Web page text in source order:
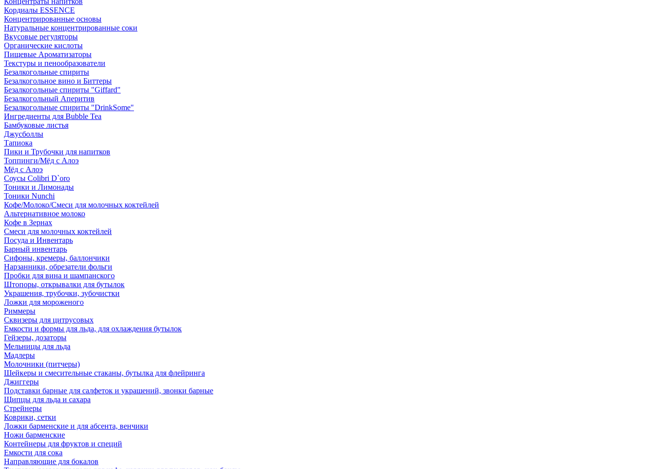
Кордиалы ESSENCE
Концентрированные основы
Натуральные концентрированные соки
Вкусовые регуляторы
Органические кислоты
Пищевые Ароматизаторы
Текстуры и пенообразователи
Безалкогольные спириты
Безалкогольное вино и Биттеры
Безалкогольные спириты "Giffard"
Безалкогольный Аперитив
Безалкогольные спириты "DrinkSome"
Ингредиенты для Bubble Tea
Бамбуковые листья
Джусболлы
Тапиока
Пики и Трубочки для напитков
Топпинги/Мёд с Алоэ
Мёд с Алоэ
Соусы Colibri D`oro
Тоники и Лимонады
Тоники Nunchi
Кофе/Молоко/Смеси для молочных коктейлей
Альтернативное молоко
Кофе в Зернах
Смеси для молочных коктейлей
Посуда и Инвентарь
Барный инвентарь
Сифоны, кремеры, баллончики
Нарзанники, обрезатели фольги
Пробки для вина и шампанского
Штопоры, открывалки для бутылок
Украшения, трубочки, зубочистки
Ложки для мороженого
Риммеры
Сквизеры для цитрусовых
Емкости и формы для льда, для охлаждения бутылок
Гейзеры, дозаторы
Мельницы для льда
Мадлеры
Молочники (питчеры)
Шейкеры и смесительные стаканы, бутылка для флейринга
Джиггеры
Подставки барные для салфеток и украшений, звонки барные
Щипцы для льда и сахара
Стрейнеры
Коврики, сетки
Ложки барменские и для абсента, венчики
Ножи барменские
Контейнеры для фруктов и специй
Емкости для сока
Направляющие для бокалов